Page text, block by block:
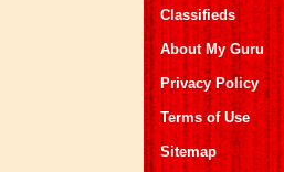
Classifieds
About My Guru
Privacy Policy
Terms of Use
Sitemap